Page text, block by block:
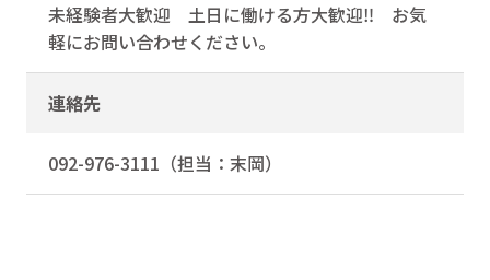
未経験者大歓迎 土日に働ける方大歓迎‼ お気
軽にお問い合わせください。
連絡先
092-976-3111（担当：末岡）